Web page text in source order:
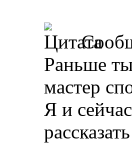
Раньше
мастер
Я и